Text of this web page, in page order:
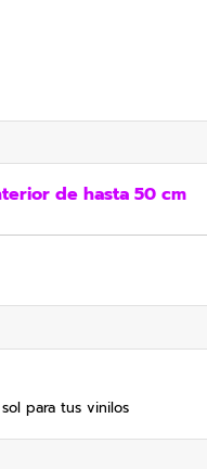
de hasta 50 cm
para tus vinilos